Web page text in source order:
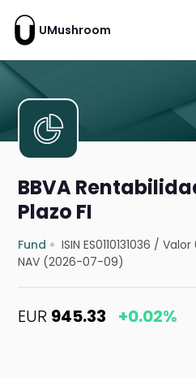
UMushroom
BBVA
Plazo FI
Fund ISIN ES0110131036 /Valor
NAV (2026-07-09)
EUR 945.33 +0.02%